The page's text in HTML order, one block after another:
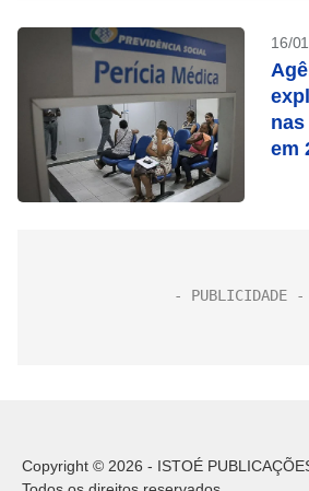
16/
em
Copyright © 2026 - ISTOÉ